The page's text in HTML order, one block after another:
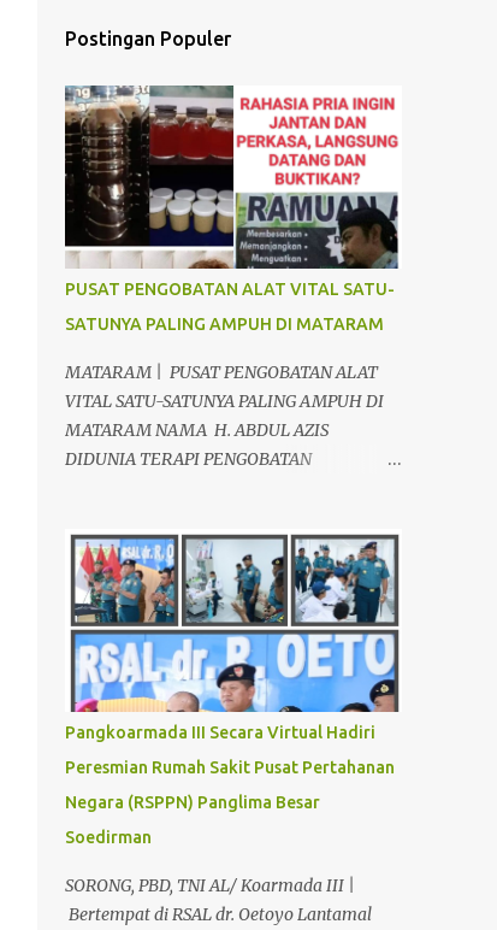
Postingan Populer
PUSAT PENGOBATAN ALAT VITAL SATU-
SATUNYA PALING AMPUH DI MATARAM
MATARAM | PUSAT PENGOBATAN ALAT
VITAL SATU-SATUNYA PALING AMPUH DI
MATARAM NAMA H. ABDUL AZIS
DIDUNIA TERAPI PENGOBATAN
KEMBALI JANTAN DAN PERKASA, sudah
tidak asing lagi dimata warga baik para
pria maupun wanita, terutama bapak-
bapak dan ibu-ibu. Lokasi Prakteknya Yang
sudah menyebar diseluruh daerah di
Indonesia Sangat Dibutuhkan di Mata
Warga Membuat Pengobatan Keperkasaan
Pria, H. Abdul Azis sangat
direkomendasikan. ANDA INGIN MENCARI
PENGOBATAN KEPERKASAAN Paling
Ampuh Di Kota Terdekat Di Mataram,?
Dengan Waktu Yang Cepat Untuk
Menyembuhkan Berbagai keluhan Alat
Pangkoarmada III Secara Virtual Hadiri
Peresmian Rumah Sakit Pusat Pertahanan
Negara (RSPPN) Panglima Besar
Soedirman
SORONG, PBD, TNI AL/ Koarmada III |
Bertempat di RSAL dr. Oetoyo Lantamal